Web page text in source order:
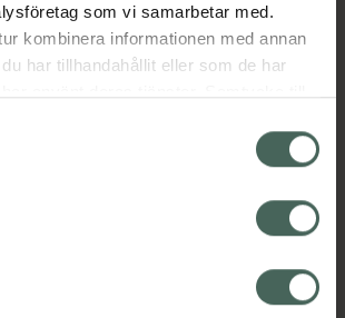
som vi samarbetar med.
kombinera informationen med annan
har tillhandahållit eller som de har
via webbplatsens
Ett återkallat samtycke påverkar inte
som skett innan återkallelsen.
från FASS Visa
här för dig. Du hittar oss från Skåne i
du är så är det vårt uppdrag att
må lite bättre. Välkommen att prata